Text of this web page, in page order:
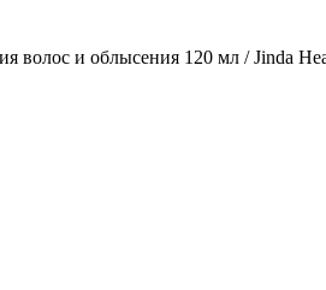
и облысения 120 мл / Jinda